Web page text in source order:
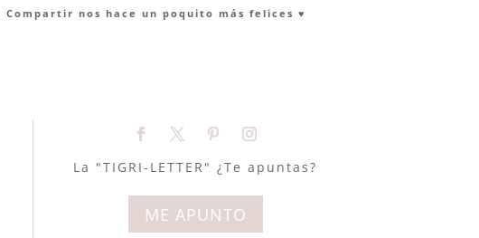
Compartir nos hace un poquito más felices ♥︎
La "TIGRI-LETTER" ¿Te apuntas?
ME APUNTO